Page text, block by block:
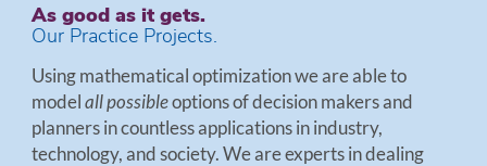
As good as it gets.
Our Practice Projects.
Using mathematical optimization we are able to
modelall possibleoptions of decision makers and
planners in countless applications in industry,
technology, and society. We are experts in dealing